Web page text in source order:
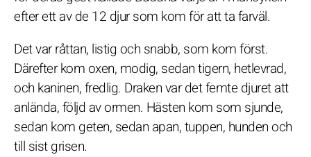
efter ett av de 12 djur som kom för att ta farväl.
Det var råttan, listig och snabb, som kom först.
Därefter kom oxen, modig, sedan tigern, hetlevrad,
och kaninen, fredlig. Draken var det femte djuret att
anlända, följd av ormen. Hästen kom som sjunde,
sedan kom geten, sedan apan, tuppen, hunden och
till sist grisen.